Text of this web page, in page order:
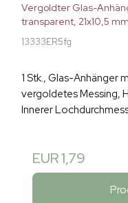
Vergoldter Glas-
transparent, 21x10,5
13333ER5fg
1 Stk., Glas-Anhänger
vergoldetes Messing,
Innerer
EUR 1,79